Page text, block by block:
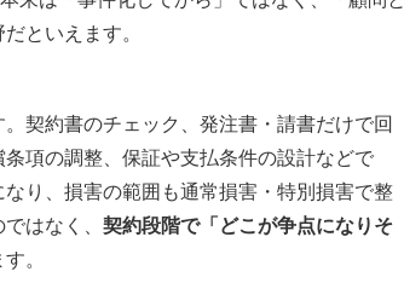
といえます。
。契約書のチェック、発注書・請書だけで回
項の調整、保証や支払条件の設計などで
り、損害の範囲も通常損害・特別損害で整
はなく、 契約段階で「どこが争点になりそ
。